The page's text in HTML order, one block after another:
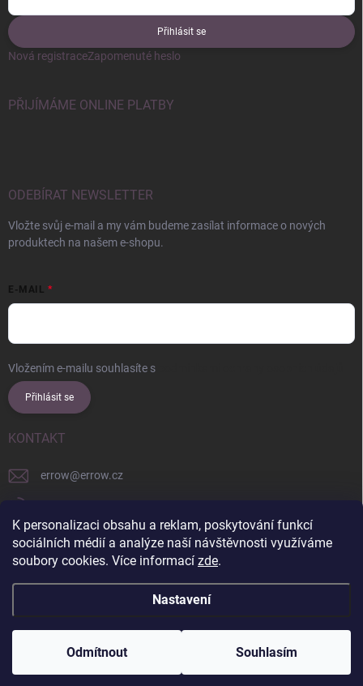
K personalizaci obsahu a reklam, poskytování funkcí
sociálních médií a analýze naší návštěvnosti využíváme
soubory cookies. Více informací zde.
Nastavení
Odmítnout Souhlasím
Přihlásit se
Nová registraceZapomenuté heslo
PŘIJÍMÁME ONLINE PLATBY
ODEBÍRAT NEWSLETTER
Vložte svůj e-mail a my vám budeme zasílat informace o nových
produktech na našem e-shopu.
E-MAIL
Vložením e-mailu souhlasíte s
Přihlásit se
KONTAKT
errow@errow.cz
explore/locations/957228892/
Vytvořil Shoptet
Copyright 2026ERROW. Všechna práva vyhrazena.Upravit nastavení